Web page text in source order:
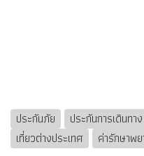
ประกันภัย ประกันการเดินทาง
เที่ยวต่างประเทศ
ค่ารักษาพย